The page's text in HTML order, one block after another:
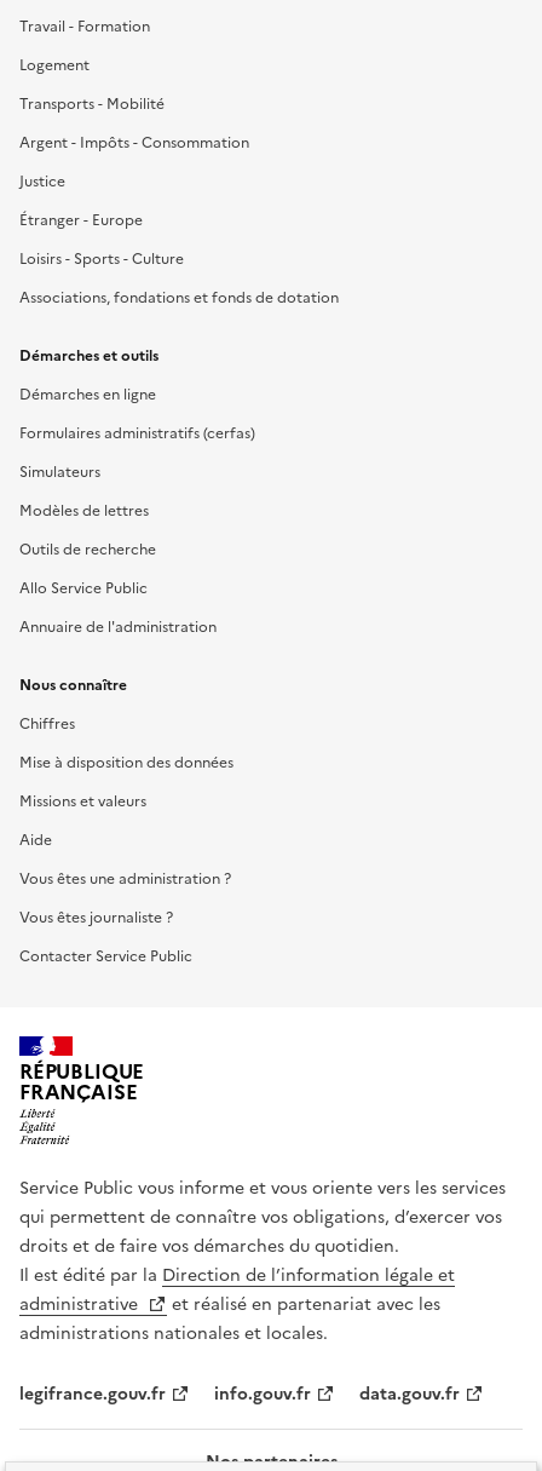
Travail - Formation
Logement
Transports - Mobilité
Argent - Impôts - Consommation
Justice
Étranger - Europe
Loisirs - Sports - Culture
Associations, fondations et fonds de dotation
Démarches et outils
Démarches en ligne
Formulaires administratifs (cerfas)
Simulateurs
Modèles de lettres
Outils de recherche
Allo Service Public
Annuaire de l'administration
Nous connaître
Chiffres
Mise à disposition des données
Missions et valeurs
Aide
Vous êtes une administration ?
Vous êtes journaliste ?
Contacter Service Public
RÉPUBLIQUE
FRANÇAISE
Service Public vous informe et vous oriente vers les services
qui permettent de connaître vos obligations, d’exercer vos
droits et de faire vos démarches du quotidien.
Il est édité par la Direction de l’information légale et
administrative
et réalisé en partenariat avec les
administrations nationales et locales.
legifrance.gouv.fr info.gouv.fr data.gouv.fr
Nos partenaires